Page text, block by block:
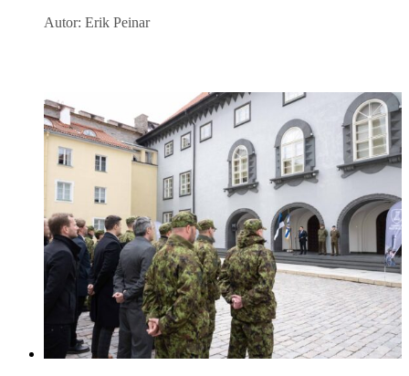
Autor: Erik Peinar